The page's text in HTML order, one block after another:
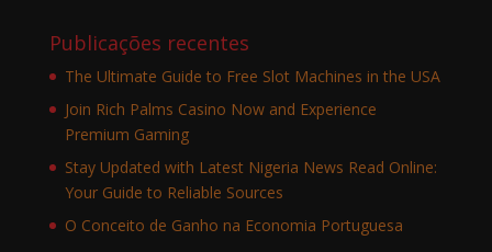
Publicações recentes
The Ultimate Guide to Free Slot Machines in the USA
Join Rich Palms Casino Now and Experience
Premium Gaming
Stay Updated with Latest Nigeria News Read Online:
Your Guide to Reliable Sources
O Conceito de Ganho na Economia Portuguesa